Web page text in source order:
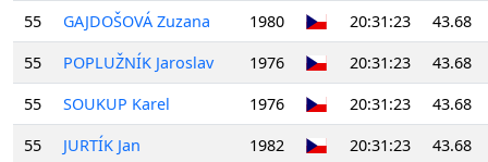
55
GAJDOŠOVÁ Zuzana 1980 20:31:23
43.68
55
POPLUŽNÍK Jaroslav 1976 20:31:23
43.68
55
SOUKUP Karel 1976 20:31:23
43.68
55
JURTÍK Jan 1982 20:31:23
43.68